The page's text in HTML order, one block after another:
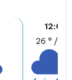
12:00
26 ° /